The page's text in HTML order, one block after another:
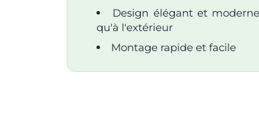
Design élégant et
qu'à l'extérieur
Montage rapide et facile